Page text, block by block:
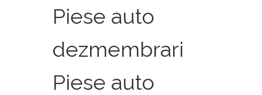
Piese auto
dezmembrari
Piese auto